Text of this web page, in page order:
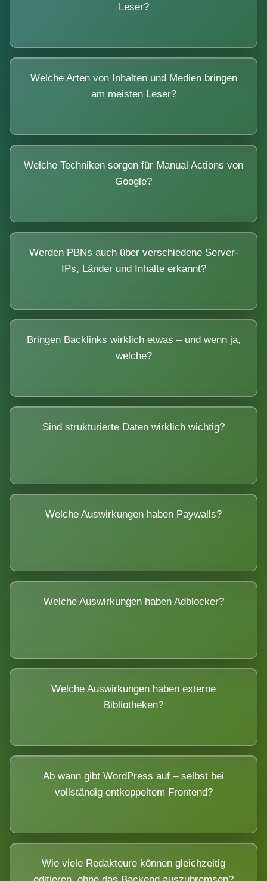
Leser?
Welche Arten von Inhalten und Medien bringen
am meisten Leser?
Welche Techniken sorgen für Manual Actions von
Google?
Werden PBNs auch über verschiedene Server-
IPs, Länder und Inhalte erkannt?
Bringen Backlinks wirklich etwas – und wenn ja,
welche?
Sind strukturierte Daten wirklich wichtig?
Welche Auswirkungen haben Paywalls?
Welche Auswirkungen haben Adblocker?
Welche Auswirkungen haben externe
Bibliotheken?
Ab wann gibt WordPress auf – selbst bei
vollständig entkoppeltem Frontend?
Wie viele Redakteure können gleichzeitig